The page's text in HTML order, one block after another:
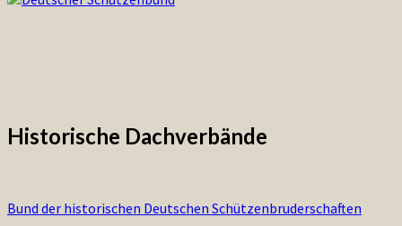
Historische Dachverbände
Bund der historischen Deutschen Schützenbruderschaften